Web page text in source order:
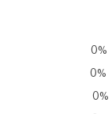
0%
0%
0%